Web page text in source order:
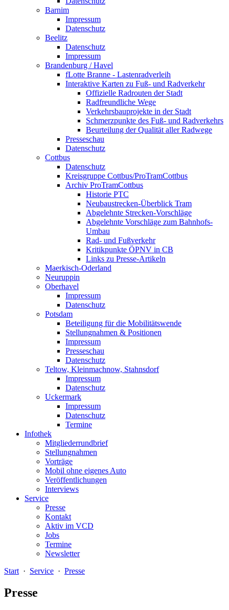
Barnim
Impressum
Datenschutz
Beelitz
Datenschutz
Impressum
Brandenburg / Havel
fLotte Branne - Lastenradverleih
Interaktive Karten zu Fuß- und Radverkehr
Offizielle Radrouten der Stadt
Radfreundliche Wege
Verkehrsbauprojekte in der Stadt
Schmerzpunkte des Fuß- und Radverkehrs
Beurteilung der Qualität aller Radwege
Presseschau
Datenschutz
Cottbus
Datenschutz
Kreisgruppe Cottbus/ProTramCottbus
Archiv ProTramCottbus
Historie PTC
Neubaustrecken-Überblick Tram
Abgelehnte Strecken-Vorschläge
Abgelehnte Vorschläge zum Bahnhofs-
Umbau
Rad- und Fußverkehr
Kritikpunkte ÖPNV in CB
Links zu Presse-Artikeln
Maerkisch-Oderland
Neuruppin
Oberhavel
Impressum
Datenschutz
Potsdam
Beteiligung für die Mobilitätswende
Stellungnahmen & Positionen
Impressum
Presseschau
Datenschutz
Teltow, Kleinmachnow, Stahnsdorf
Impressum
Datenschutz
Uckermark
Impressum
Datenschutz
Termine
Infothek
Mitgliederrundbrief
Stellungnahmen
Vorträge
Mobil ohne eigenes Auto
Veröffentlichungen
Interviews
Service
Presse
Kontakt
Aktiv im VCD
Jobs
Termine
Newsletter
Start · Service · Presse
Presse